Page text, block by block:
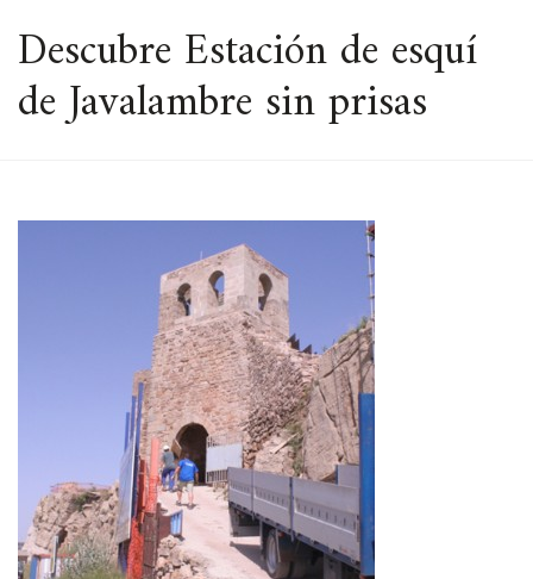
ESPACIO
Descubre Estación de esquí
de Javalambre sin prisas